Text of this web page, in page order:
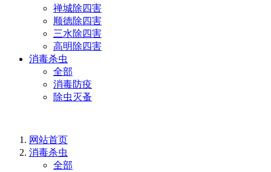
禅城除四害
顺德除四害
三水除四害
高明除四害
消毒杀虫
全部
消毒防疫
除虫灭蚤
网站首页
消毒杀虫
全部